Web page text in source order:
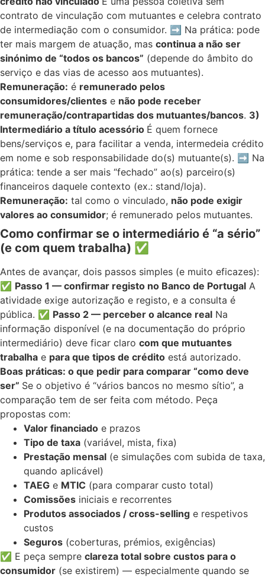
contrato de vinculação com mutuantes e celebra contrato
de intermediação com o consumidor. ➡️ Na prática: pode
ter mais margem de atuação, mas continua a não ser
sinónimo de “todos os bancos” (depende do âmbito do
serviço e das vias de acesso aos mutuantes).
Remuneração: é remunerado pelos
consumidores/clientes e não pode receber
remuneração/contrapartidas dos mutuantes/bancos. 3)
Intermediário a título acessório É quem fornece
bens/serviços e, para facilitar a venda, intermedeia crédito
em nome e sob responsabilidade do(s) mutuante(s). ➡️ Na
prática: tende a ser mais “fechado” ao(s) parceiro(s)
financeiros daquele contexto (ex.: stand/loja).
Remuneração: tal como o vinculado, não pode exigir
valores ao consumidor; é remunerado pelos mutuantes.
Como confirmar se o intermediário é “a sério”
(e com quem trabalha) ✅
Antes de avançar, dois passos simples (e muito eficazes):
✅ Passo 1 — confirmar registo no Banco de Portugal A
atividade exige autorização e registo, e a consulta é
pública. ✅ Passo 2 — perceber o alcance real Na
informação disponível (e na documentação do próprio
intermediário) deve ficar claro com que mutuantes
trabalha e para que tipos de crédito está autorizado.
Boas práticas: o que pedir para comparar “como deve
ser” Se o objetivo é “vários bancos no mesmo sítio”, a
comparação tem de ser feita com método. Peça
propostas com:
Valor financiado e prazos
Tipo de taxa (variável, mista, fixa)
Prestação mensal (e simulações com subida de taxa,
quando aplicável)
TAEG e MTIC (para comparar custo total)
Comissões iniciais e recorrentes
Produtos associados / cross-selling e respetivos
custos
Seguros (coberturas, prémios, exigências)
✅ E peça sempre clareza total sobre custos para o
consumidor (se existirem) — especialmente quando se